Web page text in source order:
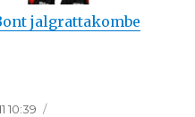
jalgrattakombe
10:39